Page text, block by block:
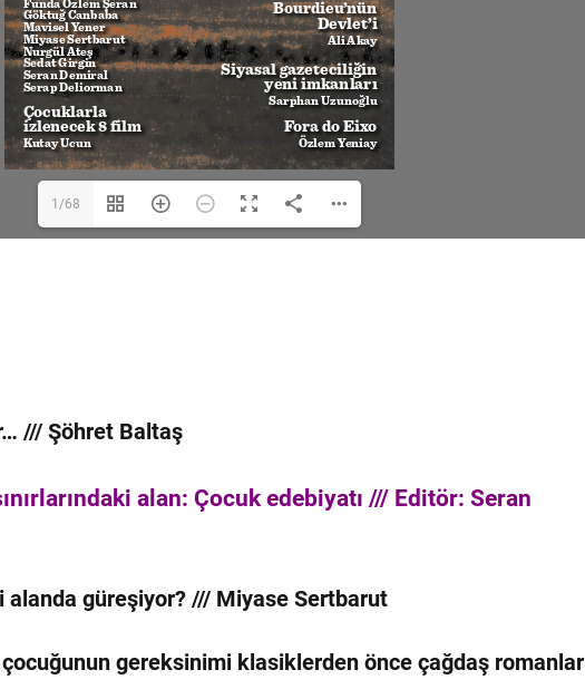
1/68
/// Şöhret Baltaş
alan: Çocuk edebiyatı /// Editör: Seran
alanda güreşiyor? /// Miyase Sertbarut
gereksinimi klasiklerden önce çağdaş romanlar